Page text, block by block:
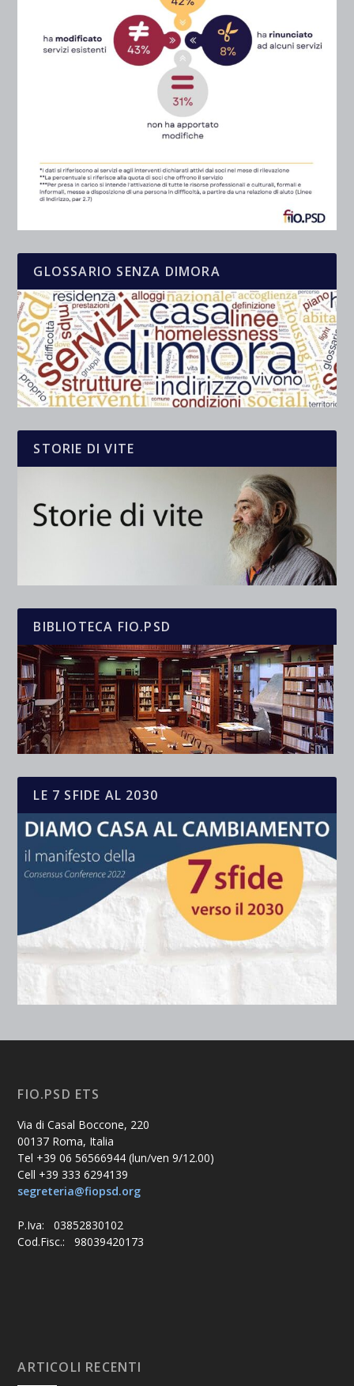
GLOSSARIO SENZA DIMORA
STORIE DI VITE
BIBLIOTECA FIO.PSD
LE 7 SFIDE AL 2030
FIO.PSD ETS
Via di Casal Boccone, 220
00137 Roma, Italia
Tel +39 06 56566944 (lun/ven 9/12.00)
Cell +39 333 6294139
segreteria@fiopsd.org
P.Iva: 03852830102
Cod.Fisc.: 98039420173
ARTICOLI RECENTI